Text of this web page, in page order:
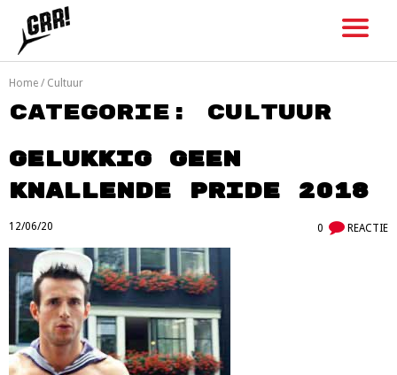
content
Home / Cultuur
Categorie: Cultuur
Gelukkig geen
knallende pride 2018
12/06/20 0 REACTIE